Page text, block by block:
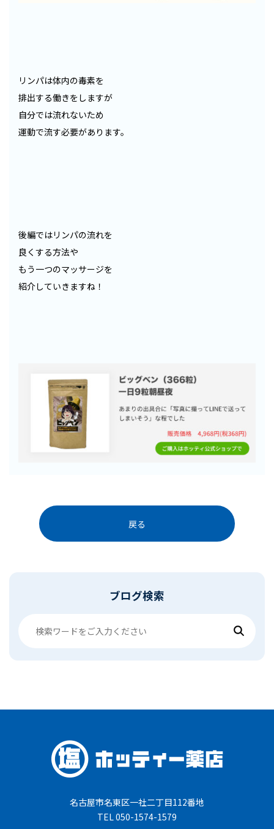
リンパは体内の毒素を
排出する働きをしますが
自分では流れないため
運動で流す必要があります。
後編ではリンパの流れを
良くする方法や
もう一つのマッサージを
紹介していきますね！
戻る
ブログ検索
名古屋市名東区一社二丁目112番地
TEL 050-1574-1579